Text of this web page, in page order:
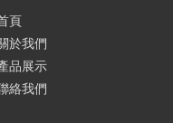
頁
於我們
品展示
絡我們